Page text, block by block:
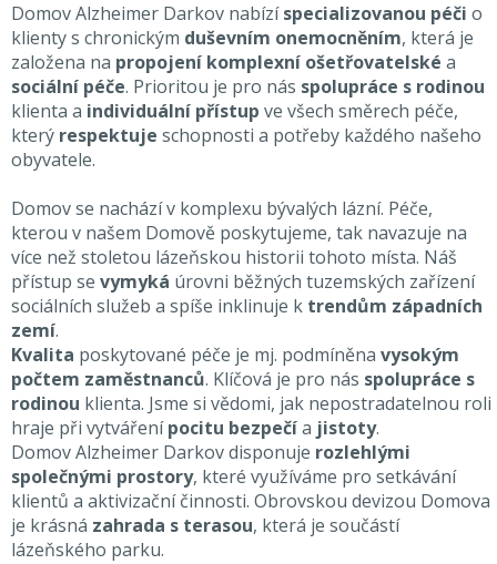
Domov Alzheimer Darkov nabízíspecializovanou péči o
klienty s chronickým duševním onemocněním, která je
založena na propojení komplexní ošetřovatelské a
sociální péče. Prioritou je pro nás spolupráce s rodinou
klienta a individuální přístup ve všech směrech péče,
který respektuje schopnosti a potřeby každého našeho
obyvatele.
Domov se nachází v komplexu bývalých lázní. Péče,
kterou v našem Domově poskytujeme, tak navazuje na
více než stoletou lázeňskou historii tohoto místa. Náš
přístup se vymyká úrovni běžných tuzemských zařízení
sociálních služeb a spíše inklinuje k trendům západních
zemí.
Kvalita poskytované péče je mj. podmíněna vysokým
počtem zaměstnanců. Klíčová je pro nás spolupráce s
rodinou klienta. Jsme si vědomi, jak nepostradatelnou roli
hraje při vytvářenípocitu bezpečía jistoty.
Domov Alzheimer Darkov disponuje rozlehlými
společnými prostory, které využíváme pro setkávání
klientů a aktivizační činnosti. Obrovskou devizou Domova
je krásná zahrada s terasou, která je součástí
lázeňského parku.